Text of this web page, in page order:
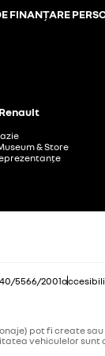
FINANȚARE
& Store
5566/2001
pot fi create
vehiculelor